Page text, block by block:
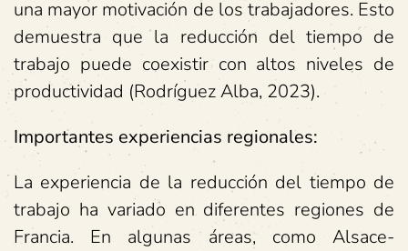
una mayor motivación de los trabajadores. Esto
demuestra que la reducción del tiempo de
trabajo puede coexistir con altos niveles de
productividad (Rodríguez Alba, 2023).
Importantes experiencias regionales:
La experiencia de la reducción del tiempo de
trabajo ha variado en diferentes regiones de
Francia. En algunas áreas, como Alsace-